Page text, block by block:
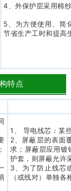
4、外保护层采用棉
5、为方便使用、简
节省生产工时和提高
特点
1、 导电线芯：某
2、屏蔽层的表面
求；屏蔽层应用镀
护套，则屏蔽允许
3、为了防止线芯
（或线对）单独各